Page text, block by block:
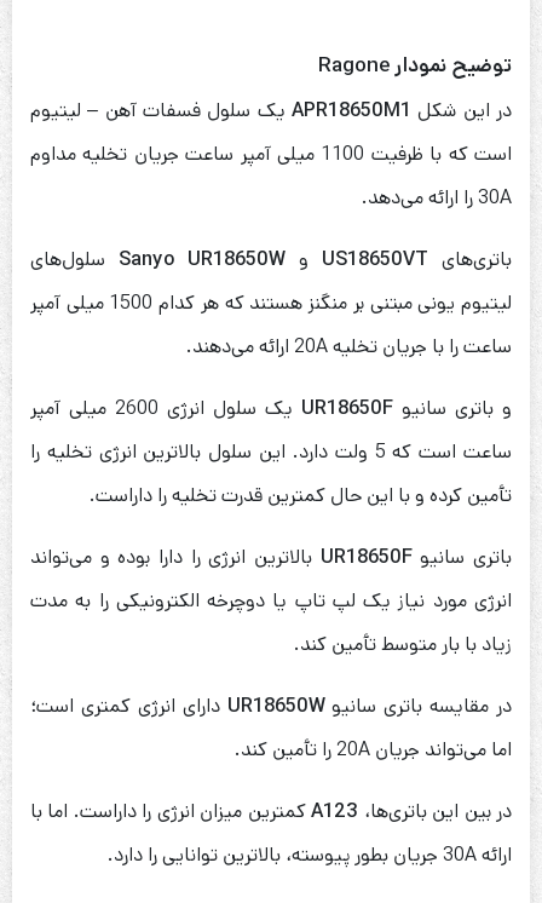
توضیح نمودار
در این شکل APR18650M1 یک سلول فسفات آهن – لیتیوم
است که با ظرفیت 1100 میلی آمپر ساعت جریان تخلیه مداوم
30A را ارائه می‌دهد.
باتری‌های US18650VT و Sanyo UR18650W سلول‌های
لیتیوم یونی مبتنی بر منگنز هستند که هر کدام 1500 میلی آمپر
ساعت را با جریان تخلیه 20A ارائه می‌دهند.
و باتری سانیو UR18650F
یک سلول انرژی 2600 میلی آمپر
ساعت است که 5 ولت دارد. این سلول بالاترین انرژی تخلیه را
تأمین کرده و با این حال کمترین قدرت تخلیه را داراست.
باتری سانیوUR18650F بالاترین انرژی را دارا بوده و می‌تواند
انرژی مورد نیاز یک لپ تاپ یا دوچرخه الکترونیکی را به مدت
زیاد با بار متوسط تأمین کند.
در مقایسه باتری سانیوUR18650W دارای انرژی کمتری است؛
اما می‌تواند جریان 20A را تأمین کند.
در بین این باتری‌ها، A123کمترین میزان انرژی را داراست. اما با
ارائه 30A جریان بطور پیوسته، بالاترین توانایی را ‌دارد.